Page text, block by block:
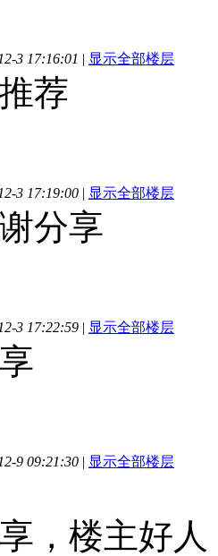
3 17:16:01 | 显示全部楼层
荐
3 17:19:00 | 显示全部楼层
分享
3 17:22:59 | 显示全部楼层
9 09:21:30 | 显示全部楼层
，楼主好人